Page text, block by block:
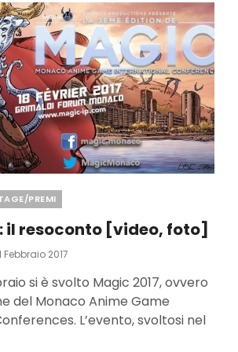
PREMI
il resoconto [video, foto]
Febbraio 2017
si è svolto Magic 2017, ovvero
del Monaco Anime Game
L’evento, svoltosi nel